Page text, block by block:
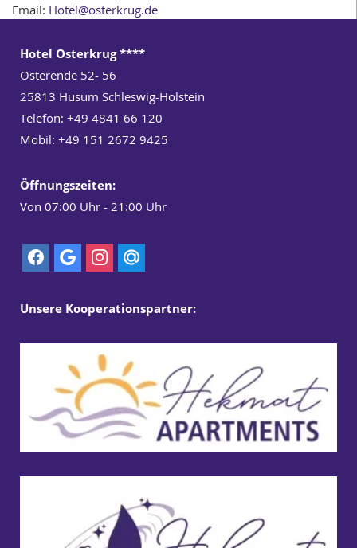
Email: Hotel@osterkrug.de
Hotel Osterkrug ****
Osterende 52- 56
25813 Husum Schleswig-Holstein
Telefon: +49 4841 66 120
Mobil: +49 151 2672 9425
Öffnungszeiten:
Von 07:00 Uhr - 21:00 Uhr
Unsere Kooperationspartner: